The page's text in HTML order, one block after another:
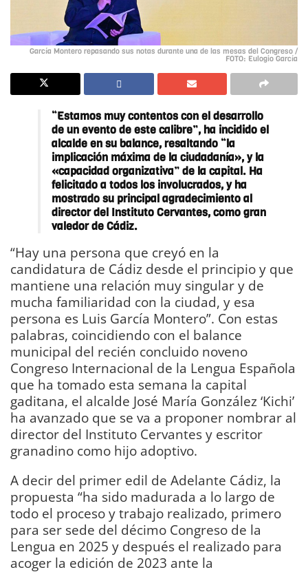
García Montero repasando sus notas durante una de las mesas del Congreso /
FOTO: Eulogio García
“Estamos muy contentos con el desarrollo
de un evento de este calibre”, ha incidido el
alcalde en su balance, resaltando “la
implicación máxima de la ciudadanía», y la
«capacidad organizativa” de la capital. Ha
felicitado a todos los involucrados, y ha
mostrado su principal agradecimiento al
director del Instituto Cervantes, como gran
valedor de Cádiz.
“Hay una persona que creyó en la
candidatura de Cádiz desde el principio y que
mantiene una relación muy singular y de
mucha familiaridad con la ciudad, y esa
persona es Luis García Montero”. Con estas
palabras, coincidiendo con el balance
municipal del recién concluido noveno
Congreso Internacional de la Lengua Española
que ha tomado esta semana la capital
gaditana, el alcalde José María González ‘Kichi’
ha avanzado que se va a proponer nombrar al
director del Instituto Cervantes y escritor
granadino como hijo adoptivo.
A decir del primer edil de Adelante Cádiz, la
propuesta “ha sido madurada a lo largo de
todo el proceso y trabajo realizado, primero
para ser sede del décimo Congreso de la
Lengua en 2025 y después el realizado para
acoger la edición de 2023 ante la